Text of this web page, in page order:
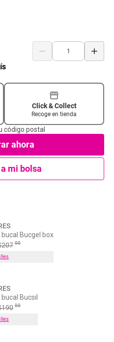
remove add
Click & Collect
Recoge en tienda
código postal
ahora
mi bolsa
Bucgel box
207 00
Bucsil
190 00